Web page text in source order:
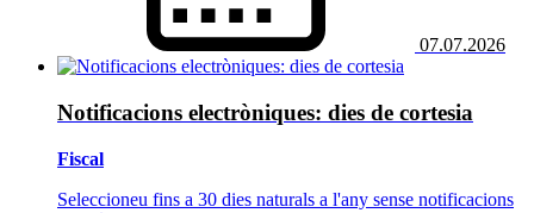
07.07.2026
Notificacions electròniques: dies de cortesia
Fiscal
Seleccioneu fins a 30 dies naturals a l'any sense notificacions